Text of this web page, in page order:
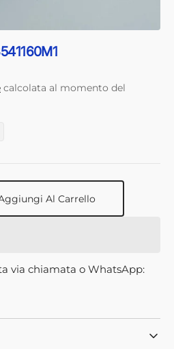
calcolata al momento del
Al Carrello
via chiamata o WhatsApp: